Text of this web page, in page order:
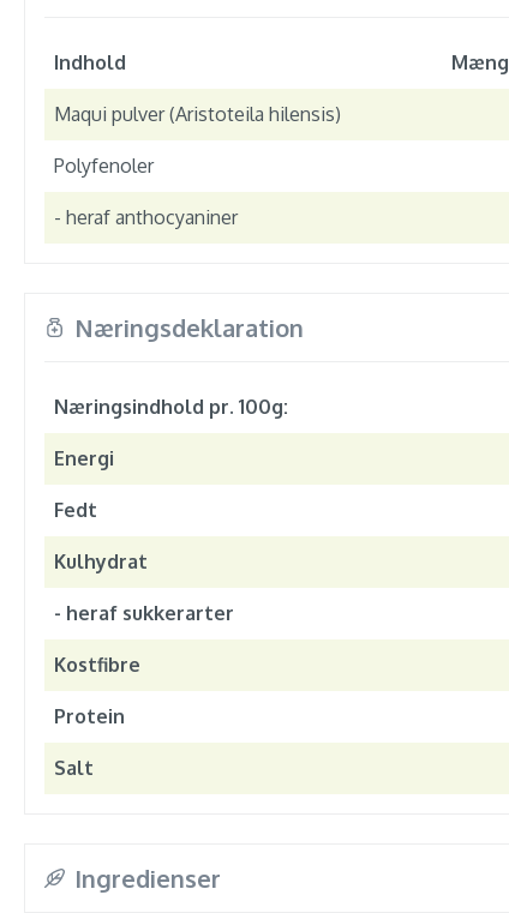
Indhold
Maqui pulver (Aristoteila hilensis)
Polyfenoler
- heraf anthocyaniner
Næringsdeklaration
Næringsindhold pr. 100g:
Energi
Fedt
Kulhydrat
- heraf sukkerarter
Kostfibre
Protein
Salt
Ingredienser